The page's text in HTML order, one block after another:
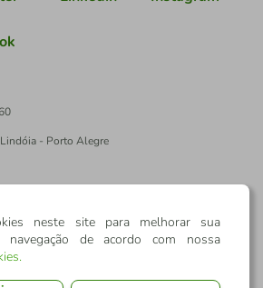
- Porto Alegre
neste site para melhorar sua
navegação de acordo com nossa
.